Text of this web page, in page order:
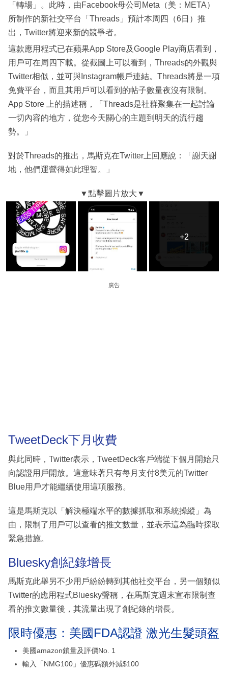
「轉場」。此時，由Facebook母公司Meta（美：META）
所制作的新社交平台「Threads」預計本周四（6日）推
出，Twitter將迎來新的競爭者。
這款應用程式已在蘋果App Store及Google Play商店看到，
用戶可在周四下載。從截圖上可以看到，Threads的外觀與
Twitter相似，並可與Instagram帳戶連結。Threads將是一項
免費平台，而且其用戶可以看到的帖子數量夜沒有限制。
App Store 上的描述稱，「Threads是社群聚集在一起討論
一切內容的地方，從您今天關心的主題到明天的流行趨
勢。」
對於Threads的推出，馬斯克在Twitter上回應說：「謝天謝
地，他們運營得如此理智。」
+2
+2
廣告
TweetDeck下月收費
與此同時，Twitter表示，TweetDeck客戶端從下個月開始只
向認證用戶開放。這意味著只有每月支付8美元的Twitter
Blue用戶才能繼續使用這項服務。
這是馬斯克以「解決極端水平的數據抓取和系統操縱」為
由，限制了用戶可以查看的推文數量，並表示這為臨時採取
緊急措施。
Bluesky創紀錄增長
馬斯克此舉另不少用戶紛紛轉到其他社交平台，另一個類似
Twitter的應用程式Bluesky聲稱，在馬斯克週末宣布限制查
看的推文數量後，其流量出現了創紀錄的增長。
限時優惠：美國FDA認證 激光生髮頭盔
美國amazon鎖量及評價No. 1
輸入「NMG100」優惠碼額外減$100